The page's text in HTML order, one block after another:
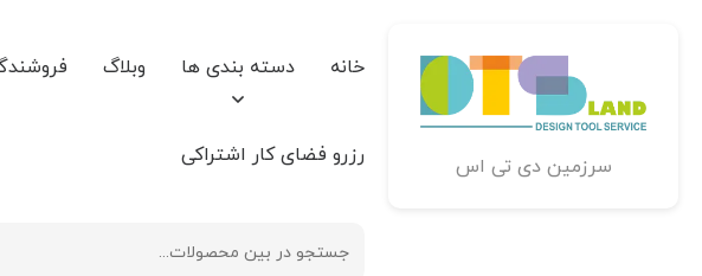
سرزمین دی تی اس
خانه دسته بندی ها وبلاگ
رزرو فضای کار اشتراکی